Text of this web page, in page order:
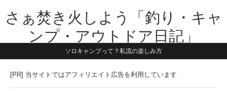
さぁ焚き火しよう「釣り・キャ
ンプ・アウトドア日記」
【テーマは子供と一緒に本気で遊ぶ】1981年うまれ・横浜在住。妻と3
す。同じ世代のお父さんに読んで頂けたら嬉しいです！よろしくお願い
ソロキャンプって？私流の楽しみ方
[PR] 当サイトではアフィリエイト広告を利用しています